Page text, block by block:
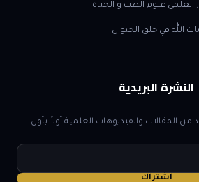
العلمي علوم الطب و الحياة
الله في خلق الحيوان
النشرة البريدية
المقالات والفيديوهات العلمية أولاً بأول.
اشتراك